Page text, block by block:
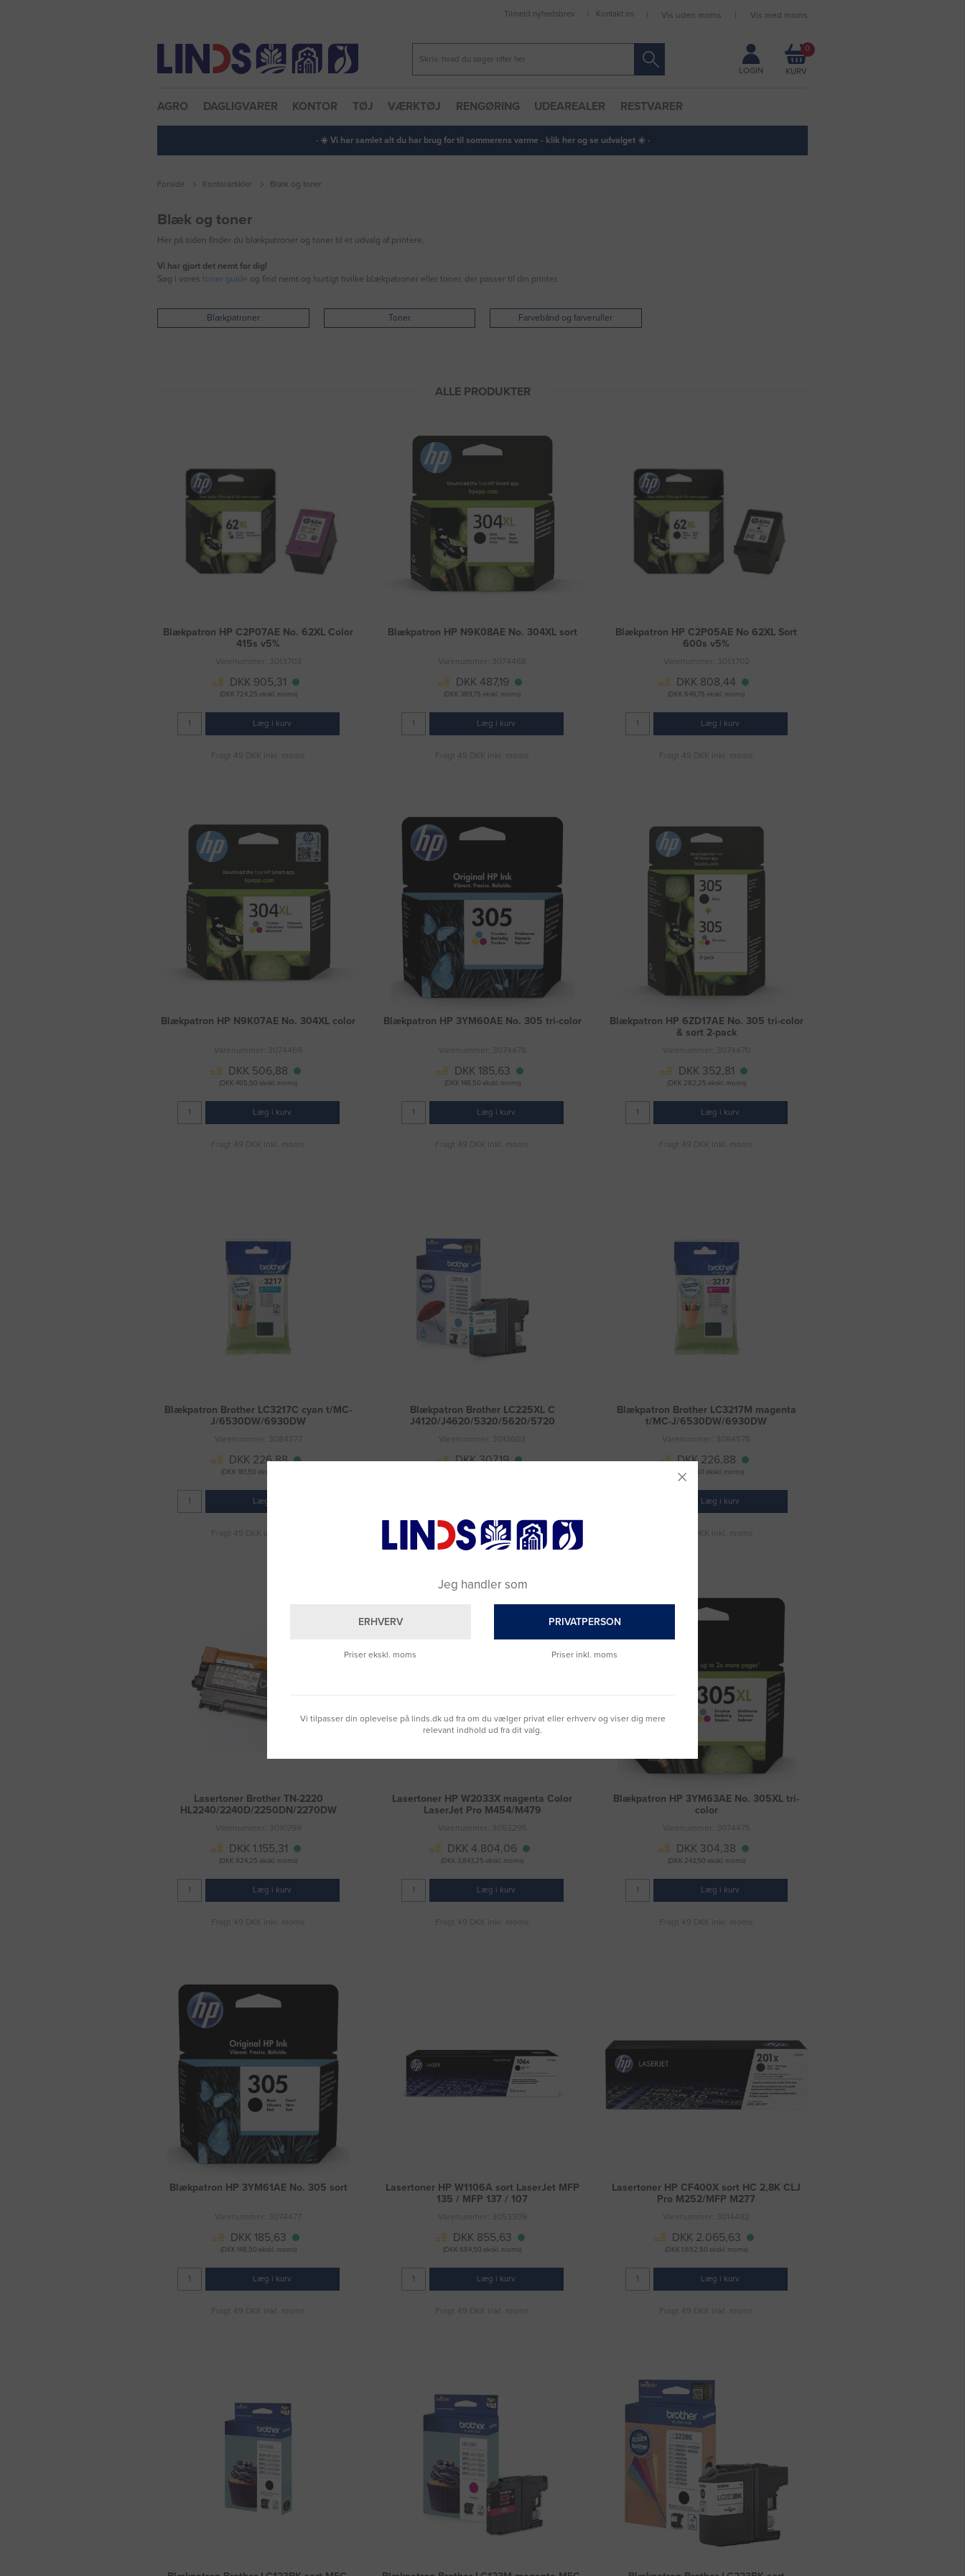
Forbliv logget ind
Tilmeld nyhedsbrev Kontakt os Vis uden moms Vis med moms
LOGIN
0
AGRO DAGLIGVARER KONTOR TØJ VÆRKTØJ RENGØRING UDEAREALER RESTVARER
· ☀️ Vi har samlet alt du har brug for til sommerens varme - klik her og se udvalget ☀️ ·
Forside Kontorartikler Blæk og toner
Blæk og toner
Her på siden finder du blækpatroner og toner til et udvalg af printere.
Vi har gjort det nemt for dig!
Søg i vores toner guide og find nemt og hurtigt hvilke blækpatroner eller toner, der passer til din printer.
Blækpatroner Toner Farvebånd og farveruller
ALLE PRODUKTER
Blækpatron HP C2P07AE No. 62XL Color
415s v5%
Varenummer: 3013703
DKK 905,31
(DKK 724,25 ekskl. moms)
Læg i kurv
Fragt 49 DKK inkl. moms
Blækpatron HP N9K08AE No. 304XL sort
Varenummer: 3074468
DKK 487,19
(DKK 389,75 ekskl. moms)
Læg i kurv
Fragt 49 DKK inkl. moms
Blækpatron HP C2P05AE No 62XL Sort
600s v5%
Varenummer: 3013702
DKK 808,44
(DKK 646,75 ekskl. moms)
Læg i kurv
Fragt 49 DKK inkl. moms
Blækpatron HP N9K07AE No. 304XL color
Varenummer: 3074469
DKK 506,88
(DKK 405,50 ekskl. moms)
Læg i kurv
Fragt 49 DKK inkl. moms
Blækpatron HP 3YM60AE No. 305 tri-color
Varenummer: 3074478
DKK 185,63
(DKK 148,50 ekskl. moms)
Læg i kurv
Fragt 49 DKK inkl. moms
Blækpatron HP 6ZD17AE No. 305 tri-color
& sort 2-pack
Varenummer: 3074470
DKK 352,81
(DKK 282,25 ekskl. moms)
Læg i kurv
Fragt 49 DKK inkl. moms
Blækpatron Brother LC3217C cyan t/MC-
J/6530DW/6930DW
Varenummer: 3084577
DKK 226,88
(DKK 181,50 ekskl. moms)
Læg i kurv
Fragt 49 DKK inkl. moms
Blækpatron Brother LC225XL C
J4120/J4620/5320/5620/5720
Varenummer: 3013603
DKK 307,19
Fragt 49 DKK inkl. moms
Blækpatron Brother LC3217M magenta
t/MC-J/6530DW/6930DW
Varenummer: 3084578
DKK 226,88
(DKK 181,50 ekskl. moms)
Læg i kurv
Fragt 49 DKK inkl. moms
Lasertoner Brother TN-2220
HL2240/2240D/2250DN/2270DW
Varenummer: 3010799
DKK 1.155,31
(DKK 924,25 ekskl. moms)
Læg i kurv
Fragt 49 DKK inkl. moms
Lasertoner HP W2033X magenta Color
LaserJet Pro M454/M479
Varenummer: 3053295
DKK 4.804,06
(DKK 3.843,25 ekskl. moms)
Læg i kurv
Fragt 49 DKK inkl. moms
Blækpatron HP 3YM63AE No. 305XL tri-
color
Varenummer: 3074475
DKK 304,38
(DKK 243,50 ekskl. moms)
Læg i kurv
Fragt 49 DKK inkl. moms
Blækpatron HP 3YM61AE No. 305 sort
Varenummer: 3074477
DKK 185,63
(DKK 148,50 ekskl. moms)
Læg i kurv
Fragt 49 DKK inkl. moms
Lasertoner HP W1106A sort LaserJet MFP
135 / MFP 137 / 107
Varenummer: 3053309
DKK 855,63
(DKK 684,50 ekskl. moms)
Læg i kurv
Fragt 49 DKK inkl. moms
Lasertoner HP CF400X sort HC 2,8K CLJ
Pro M252/MFP M277
Varenummer: 3014482
DKK 2.065,63
(DKK 1.652,50 ekskl. moms)
Læg i kurv
Fragt 49 DKK inkl. moms
Jeg handler som
ERHVERV
Priser ekskl. moms
PRIVATPERSON
Priser inkl. moms
Vi tilpasser din oplevelse på linds.dk ud fra om du vælger privat eller erhverv og viser dig mere
relevant indhold ud fra dit valg.